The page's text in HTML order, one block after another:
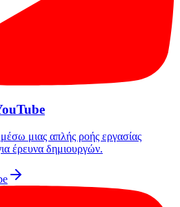
μιας απλής ροής εργασίας
έρευνα δημιουργών.